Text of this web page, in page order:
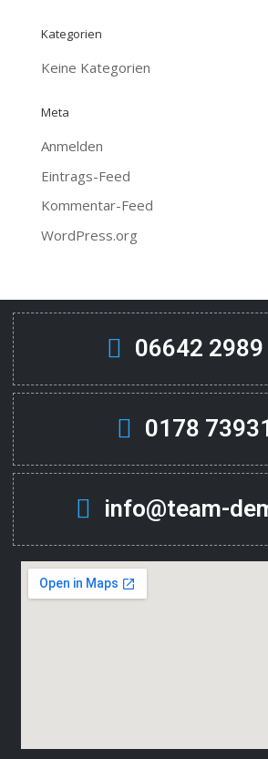
Kategorien
Keine Kategorien
Meta
Anmelden
Eintrags-Feed
Kommentar-Feed
WordPress.org
06642
0178
info@team-